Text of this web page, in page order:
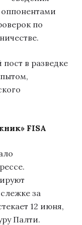
по
в разведке
FISA
за
12 июня,
Палти.